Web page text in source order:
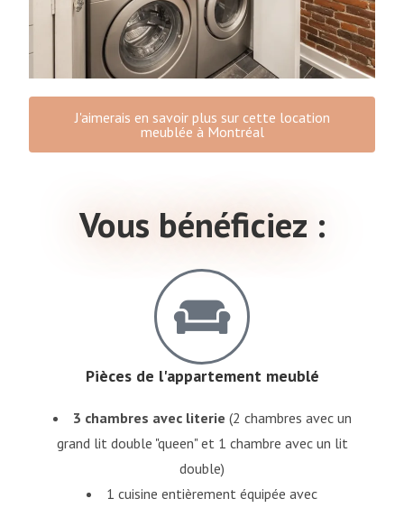
J'aimerais en savoir plus sur cette location
meublée à Montréal
Vous bénéficiez :
Pièces de l'appartement meublé
3 chambres avec literie (2 chambres avec un
grand lit double "queen" et 1 chambre avec un lit
double)
1 cuisine entièrement équipée avec